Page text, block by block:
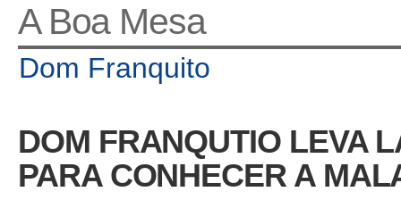
A Boa Mesa
Dom Franquito
DOM FRANQUTIO LEVA
PARA CONHECER A